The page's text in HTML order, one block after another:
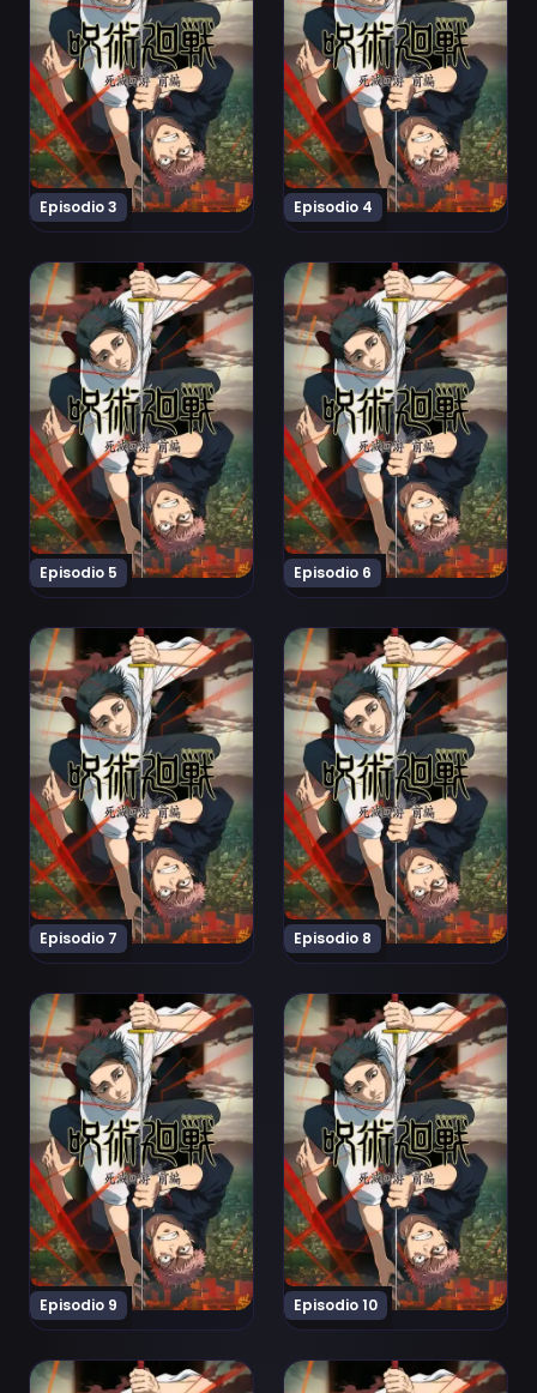
Episodio 3 Episodio 4
Episodio 5
Ver Jujutsu Kaisen: Shimetsu Kaiyuu - Zenpen Episodio
Episodio 6
Ver Jujutsu Kaisen:
Episodio 7
Ver Jujutsu Kaisen: Shimetsu Kaiyuu - Zenpen Episodio
Episodio 8
Ver Jujutsu Kaisen:
Episodio 9
Ver Jujutsu Kaisen: Shimetsu Kaiyuu - Zenpen Episodio
Episodio 10
Ver Jujutsu Kaisen:
Ver Jujutsu Kaisen: Shimetsu Kaiyuu - Zenpen Episodio
Ver Jujutsu Kaisen: